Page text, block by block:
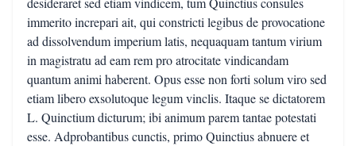
immerito increpari ait, qui constricti legibus de provocatione
ad dissolvendum imperium latis, nequaquam tantum virium
in magistratu ad eam rem pro atrocitate vindicandam
quantum animi haberent. Opus esse non forti solum viro sed
etiam libero exsolutoque legum vinclis. Itaque se dictatorem
L. Quinctium dicturum; ibi animum parem tantae potestati
esse. Adprobantibus cunctis, primo Quinctius abnuere et